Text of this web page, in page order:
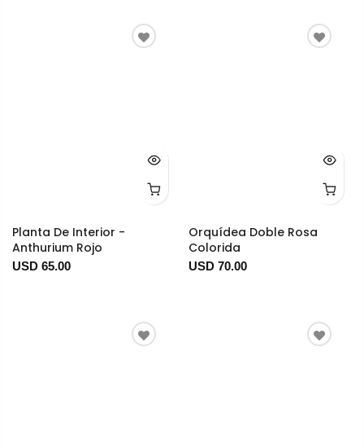
Planta De Interior -
Anthurium Rojo
USD 65.00
Orquídea Doble Rosa
Colorida
USD 70.00